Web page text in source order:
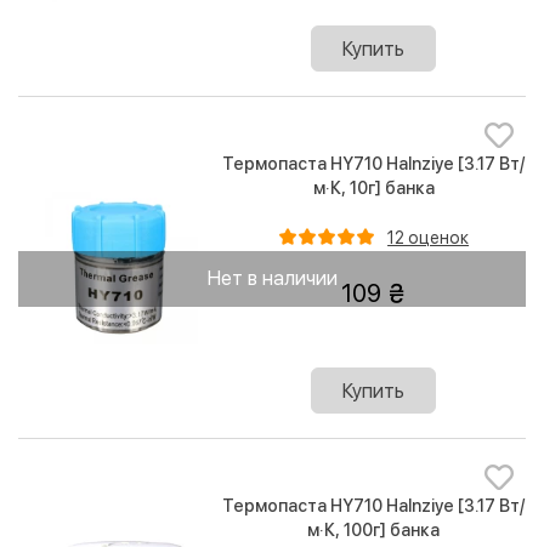
Купить
Нет в наличии
Термопаста HY710 Halnziye [3.17 Вт/
м·К, 10г] банка
12 оценок
109
Купить
Термопаста HY710 Halnziye [3.17 Вт/
м·К, 100г] банка